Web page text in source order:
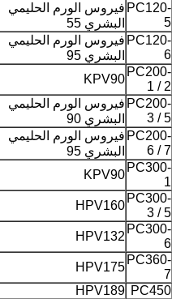
PC120-
5
فيروس الورم الحليمي
البشري 55
PC120-
6
فيروس الورم الحليمي
البشري 95
PC200-
1 / 2
KPV90
PC200-
3 / 5
فيروس الورم الحليمي
البشري 90
PC200-
6 / 7
فيروس الورم الحليمي
البشري 95
PC300-
1
KPV90
PC300-
3 / 5
HPV160
PC300-
6
HPV132
PC360-
7
HPV175
PC450
HPV189